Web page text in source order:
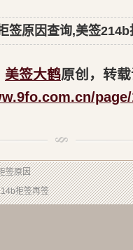
签原因查询,美签214b
美签大鹤原创，转
签原因
拒签再签